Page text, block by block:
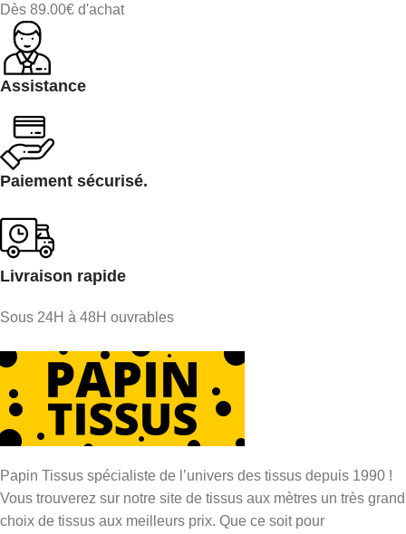
Dès 89.00€ d'achat
Assistance
Paiement sécurisé.
Livraison rapide
Sous 24H à 48H ouvrables
Papin Tissus spécialiste de l’univers des tissus depuis 1990 !
Vous trouverez sur notre site de tissus aux mètres un très grand
choix de tissus aux meilleurs prix. Que ce soit pour